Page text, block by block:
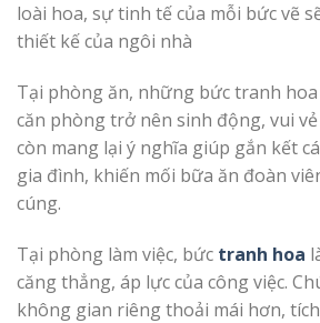
loài hoa, sự tinh tế của mỗi bức vẽ
thiết kế của ngôi nhà
Tại phòng ăn, những bức tranh
căn phòng trở nên sinh động, vui
còn mang lại ý nghĩa giúp gắn kết
gia đình, khiến mối bữa ăn đoàn
cúng.
Tại phòng làm việc, bức tranh hoa
căng thẳng, áp lực của công việc.
không gian riêng thoải mái hơn,